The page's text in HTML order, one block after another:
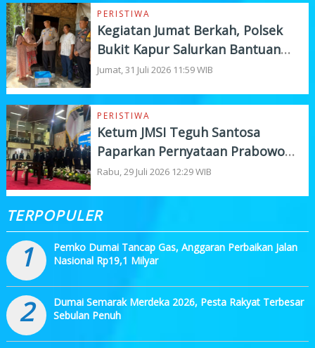
PERISTIWA
Kegiatan Jumat Berkah, Polsek
Bukit Kapur Salurkan Bantuan
Sembako
Jumat, 31 Juli 2026 11:59 WIB
PERISTIWA
Ketum JMSI Teguh Santosa
Paparkan Pernyataan Prabowo
Soal ‘Londo Ireng’
Rabu, 29 Juli 2026 12:29 WIB
TERPOPULER
1
Pemko Dumai Tancap Gas, Anggaran Perbaikan Jalan
Nasional Rp19,1 Milyar
2
Dumai Semarak Merdeka 2026, Pesta Rakyat Terbesar
Sebulan Penuh